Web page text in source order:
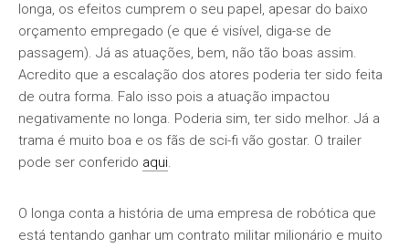
longa, os efeitos cumprem o seu papel, apesar do baixo
orçamento empregado (e que é visível, diga-se de
passagem). Já as atuações, bem, não tão boas assim.
Acredito que a escalação dos atores poderia ter sido feita
de outra forma. Falo isso pois a atuação impactou
negativamente no longa. Poderia sim, ter sido melhor. Já a
trama é muito boa e os fãs de sci-fi vão gostar. O trailer
pode ser conferido aqui.
O longa conta a história de uma empresa de robótica que
está tentando ganhar um contrato militar milionário e muito